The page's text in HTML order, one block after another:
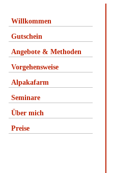
Willkommen
Gutschein
Angebote & Methoden
Vorgehensweise
Alpakafarm
Seminare
Über mich
Preise